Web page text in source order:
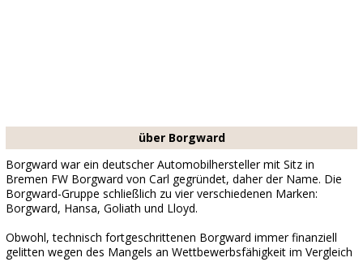
über Borgward
Borgward war ein deutscher Automobilhersteller mit Sitz in
Bremen FW Borgward von Carl gegründet, daher der Name. Die
Borgward-Gruppe schließlich zu vier verschiedenen Marken:
Borgward, Hansa, Goliath und Lloyd.
Obwohl, technisch fortgeschrittenen Borgward immer finanziell
gelitten wegen des Mangels an Wettbewerbsfähigkeit im Vergleich